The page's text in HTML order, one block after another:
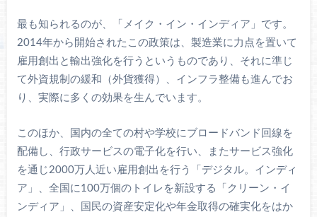
最も知られるのが、「メイク・イン・インディア」です。
2014年から開始されたこの政策は、製造業に力点を置いて
雇用創出と輸出強化を行うというものであり、それに準じ
て外資規制の緩和（外貨獲得）、インフラ整備も進んでお
り、実際に多くの効果を生んでいます。
このほか、国内の全ての村や学校にブロードバンド回線を
配備し、行政サービスの電子化を行い、またサービス強化
を通じ2000万人近い雇用創出を行う「デジタル。インディ
ア」、全国に100万個のトイレを新設する「クリーン・イ
ンディア」、国民の資産安定化や年金取得の確実化をはか